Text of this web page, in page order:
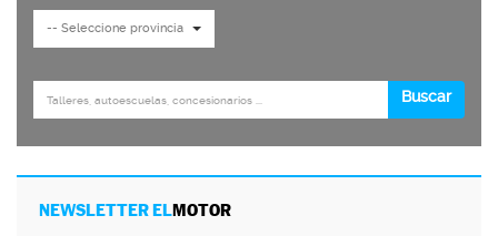
NEWSLETTER ELMOTOR